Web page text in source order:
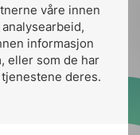
våre innen
informasjon
eller som de har
deres.